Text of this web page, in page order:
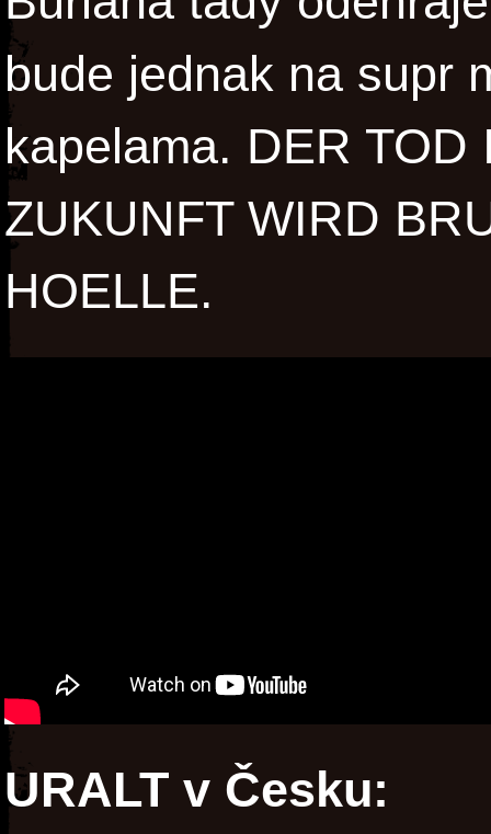
bude jednak na supr
kapelama. DER
ZUKUNFT WIRD
HOELLE.
URALT v Česku: